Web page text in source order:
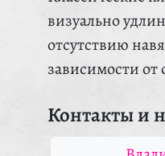
визуально
отсутствию
зависимости от
Контакты и